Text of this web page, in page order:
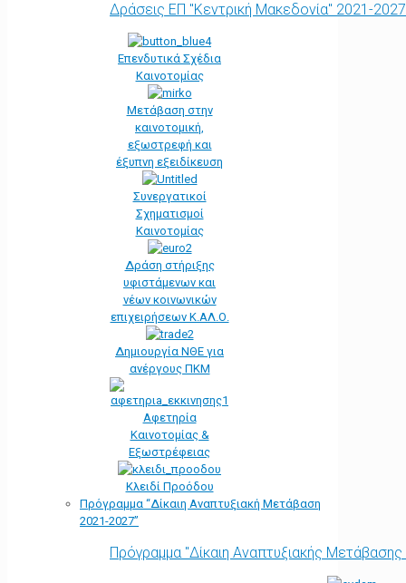
Δράσεις ΕΠ "Κεντρική Μακεδονία" 2021-2027
Επενδυτικά Σχέδια
Καινοτομίας
Μετάβαση στην
καινοτομική,
εξωστρεφή και
έξυπνη εξειδίκευση
Συνεργατικοί
Σχηματισμοί
Καινοτομίας
Δράση στήριξης
υφιστάμενων και
νέων κοινωνικών
επιχειρήσεων Κ.ΑΛ.Ο.
Δημιουργία ΝΘΕ για
ανέργους ΠΚΜ
Αφετηρία
Kαινοτομίας &
Εξωστρέφειας
Κλειδί Προόδου
Πρόγραμμα “Δίκαιη Αναπτυξιακή Μετάβαση
2021-2027”
Πρόγραμμα "Δίκαιη Αναπτυξιακής